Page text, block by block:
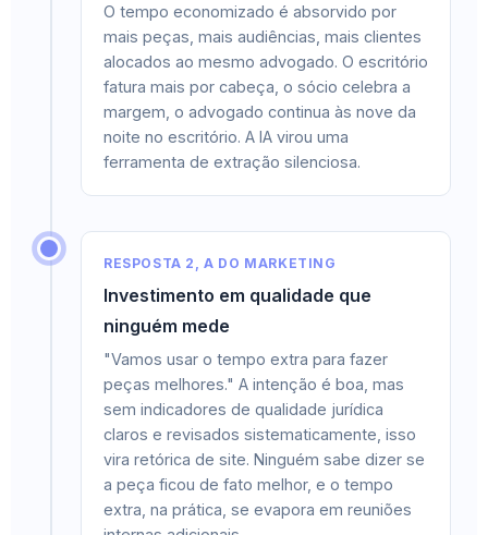
O tempo economizado é absorvido por
mais peças, mais audiências, mais clientes
alocados ao mesmo advogado. O escritório
fatura mais por cabeça, o sócio celebra a
margem, o advogado continua às nove da
noite no escritório. A IA virou uma
ferramenta de extração silenciosa.
RESPOSTA 2, A DO MARKETING
Investimento em qualidade que
ninguém mede
"Vamos usar o tempo extra para fazer
peças melhores." A intenção é boa, mas
sem indicadores de qualidade jurídica
claros e revisados sistematicamente, isso
vira retórica de site. Ninguém sabe dizer se
a peça ficou de fato melhor, e o tempo
extra, na prática, se evapora em reuniões